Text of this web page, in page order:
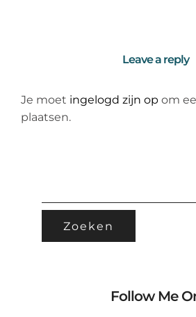
Leave a reply
Je moet ingelogd zijn op om
plaatsen.
Follow Me